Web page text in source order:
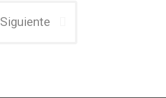
Siguiente